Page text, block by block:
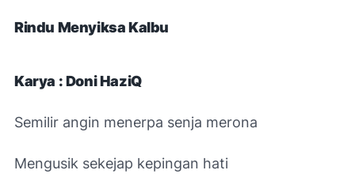
Rindu Menyiksa Kalbu
Karya : Doni HaziQ
Semilir angin menerpa senja merona
Mengusik sekejap kepingan hati